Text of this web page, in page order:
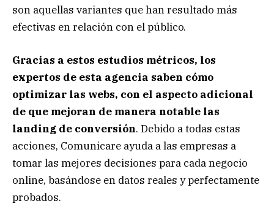
son aquellas variantes que han resultado más
efectivas en relación con el público.
Gracias a estos estudios métricos, los
expertos de esta agencia saben cómo
optimizar las webs, con el aspecto adicional
de que mejoran de manera notable las
landing de conversión. Debido a todas estas
acciones, Comunicare ayuda a las empresas a
tomar las mejores decisiones para cada negocio
online, basándose en datos reales y perfectamente
probados.